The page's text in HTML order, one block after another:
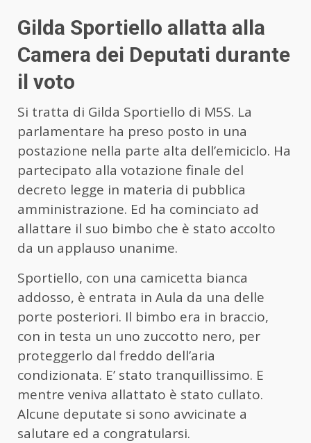
Gilda Sportiello allatta alla
Camera dei Deputati durante
il voto
Si tratta di Gilda Sportiello di M5S. La
parlamentare ha preso posto in una
postazione nella parte alta dell’emiciclo. Ha
partecipato alla votazione finale del
decreto legge in materia di pubblica
amministrazione. Ed ha cominciato ad
allattare il suo bimbo che è stato accolto
da un applauso unanime.
Sportiello, con una camicetta bianca
addosso, è entrata in Aula da una delle
porte posteriori. Il bimbo era in braccio,
con in testa un uno zuccotto nero, per
proteggerlo dal freddo dell’aria
condizionata. E’ stato tranquillissimo. E
mentre veniva allattato è stato cullato.
Alcune deputate si sono avvicinate a
salutare ed a congratularsi.